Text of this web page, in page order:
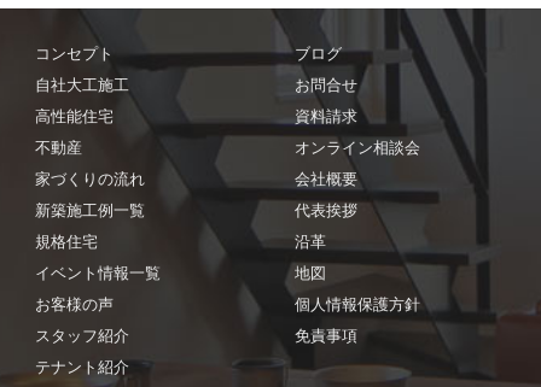
コンセプト
自社大工施工
高性能住宅
不動産
家づくりの流れ
新築施工例一覧
規格住宅
イベント情報一覧
お客様の声
スタッフ紹介
テナント紹介
ブログ
お問合せ
資料請求
オンライン相談会
会社概要
代表挨拶
沿革
地図
個人情報保護方針
免責事項